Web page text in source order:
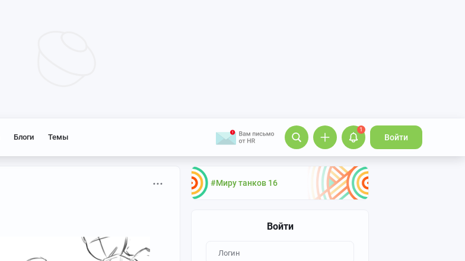
Блоги Темы
1
Войти
#Миру танков 16
Войти